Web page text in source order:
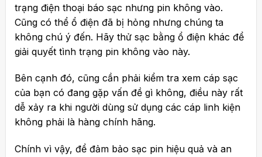
trạng điện thoại báo sạc nhưng pin không vào.
Cũng có thể ổ điện đã bị hỏng nhưng chúng ta
không chú ý đến. Hãy thử sạc bằng ổ điện khác để
giải quyết tình trạng pin không vào này.
Bên cạnh đó, cũng cần phải kiểm tra xem cáp sạc
của bạn có đang gặp vấn đề gì không, điều này rất
dễ xảy ra khi người dùng sử dụng các cáp linh kiện
không phải là hàng chính hãng.
Chính vì vậy, để đảm bảo sạc pin hiệu quả và an